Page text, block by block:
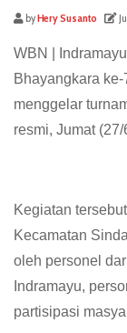
byHery Susanto
WBN |
Bhayangkara
menggelar
resmi, Jumat
Kegiatan
Kecamatan
oleh personel
Indramayu,
partisipasi